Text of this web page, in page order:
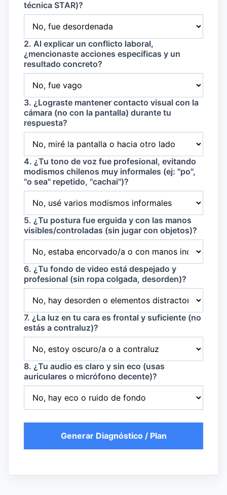
técnica STAR)?
2. Al explicar un conflicto laboral,
¿mencionaste acciones específicas y un
resultado concreto?
3. ¿Lograste mantener contacto visual con la
cámara (no con la pantalla) durante tu
respuesta?
4. ¿Tu tono de voz fue profesional, evitando
modismos chilenos muy informales (ej: "po",
"o sea" repetido, "cachai")?
5. ¿Tu postura fue erguida y con las manos
visibles/controladas (sin jugar con objetos)?
6. ¿Tu fondo de video está despejado y
profesional (sin ropa colgada, desorden)?
7. ¿La luz en tu cara es frontal y suficiente (no
estás a contraluz)?
8. ¿Tu audio es claro y sin eco (usas
auriculares o micrófono decente)?
Generar Diagnóstico / Plan